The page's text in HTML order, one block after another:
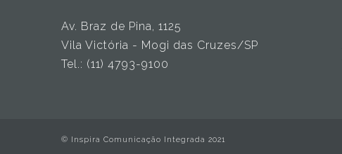
Av. Braz de Pina, 1125
Vila Victória - Mogi das Cruzes/SP
Tel.: (11) 4793-9100
© Inspira Comunicação Integrada 2021